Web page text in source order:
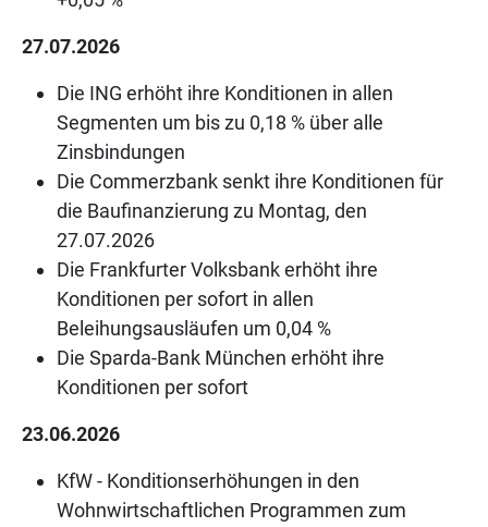
27.07.2026
Die ING erhöht ihre Konditionen in allen
Segmenten um bis zu 0,18 % über alle
Zinsbindungen
Die Commerzbank senkt ihre Konditionen für
die Baufinanzierung zu Montag, den
27.07.2026
Die Frankfurter Volksbank erhöht ihre
Konditionen per sofort in allen
Beleihungsausläufen um 0,04 %
Die Sparda-Bank München erhöht ihre
Konditionen per sofort
23.06.2026
KfW - Konditionserhöhungen in den
Wohnwirtschaftlichen Programmen zum